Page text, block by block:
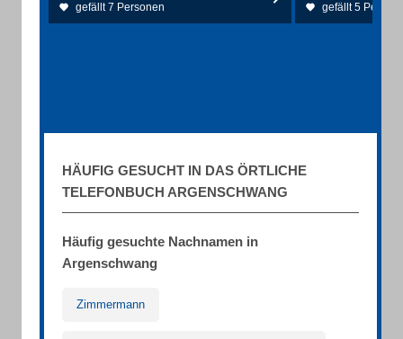
gefällt 7 Personen gefällt 5
HÄUFIG GESUCHT IN DAS ÖRTLICHE
TELEFONBUCH ARGENSCHWANG
Häufig gesuchte Nachnamen in
Argenschwang
Zimmermann